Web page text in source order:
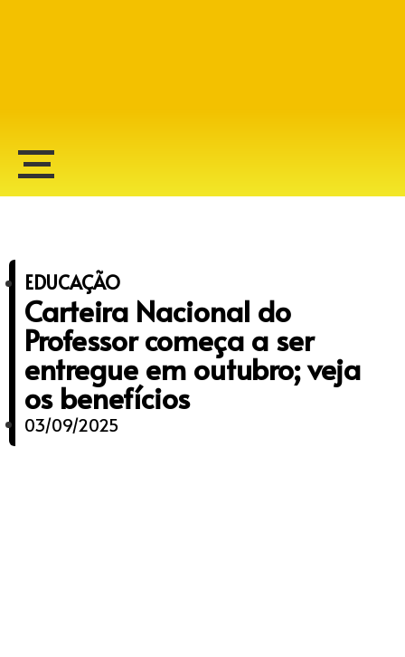
EDUCAÇÃO
Carteira Nacional do
Professor começa a ser
entregue em outubro; veja
os benefícios
03/09/2025